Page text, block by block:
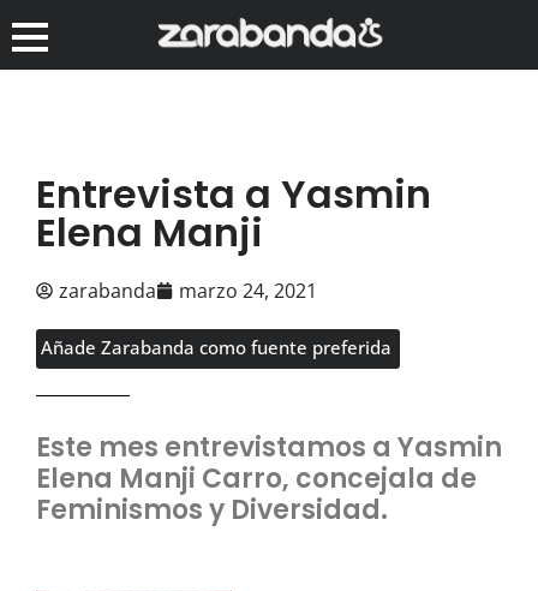
Entrevista a Yasmin
Elena Manji
zarabanda marzo 24, 2021
Añade Zarabanda como fuente preferida
Este mes entrevistamos a Yasmin
Elena Manji Carro, concejala de
Feminismos y Diversidad.